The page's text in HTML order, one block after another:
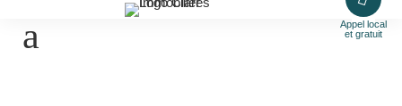
Appel local
et gratuit